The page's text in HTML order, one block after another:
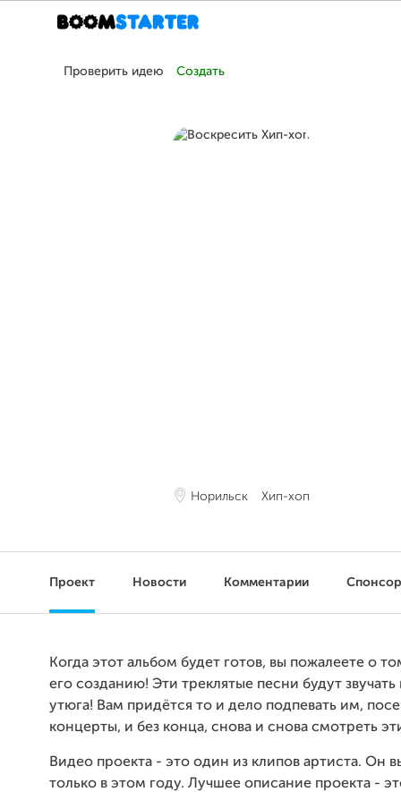
Проверить идею Создать
Норильск Хип-хоп
Проект Новости Комментарии
Когда этот альбом будет готов, вы пожалеете о
его созданию! Эти треклятые песни будут звучать
утюга! Вам придётся то и дело подпевать им,
концерты, и без конца, снова и снова смотреть
Видео проекта - это один из клипов артиста. Он
только в этом году. Лучшее описание проекта -